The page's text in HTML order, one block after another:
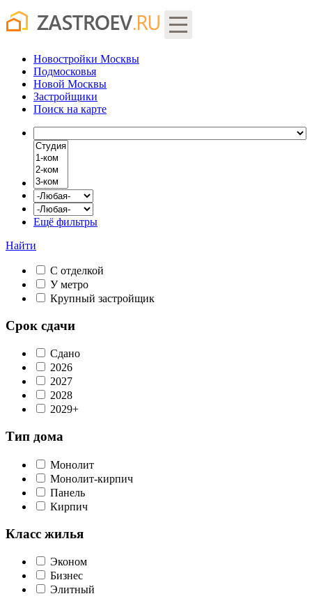
Новостройки Москвы
Подмосковья
Новой Москвы
Застройщики
Поиск на карте
Ещё фильтры
Найти
С отделкой
У метро
Крупный застройщик
Срок сдачи
Сдано
2026
2027
2028
2029+
Тип дома
Монолит
Монолит-кирпич
Панель
Кирпич
Класс жилья
Эконом
Бизнес
Элитный